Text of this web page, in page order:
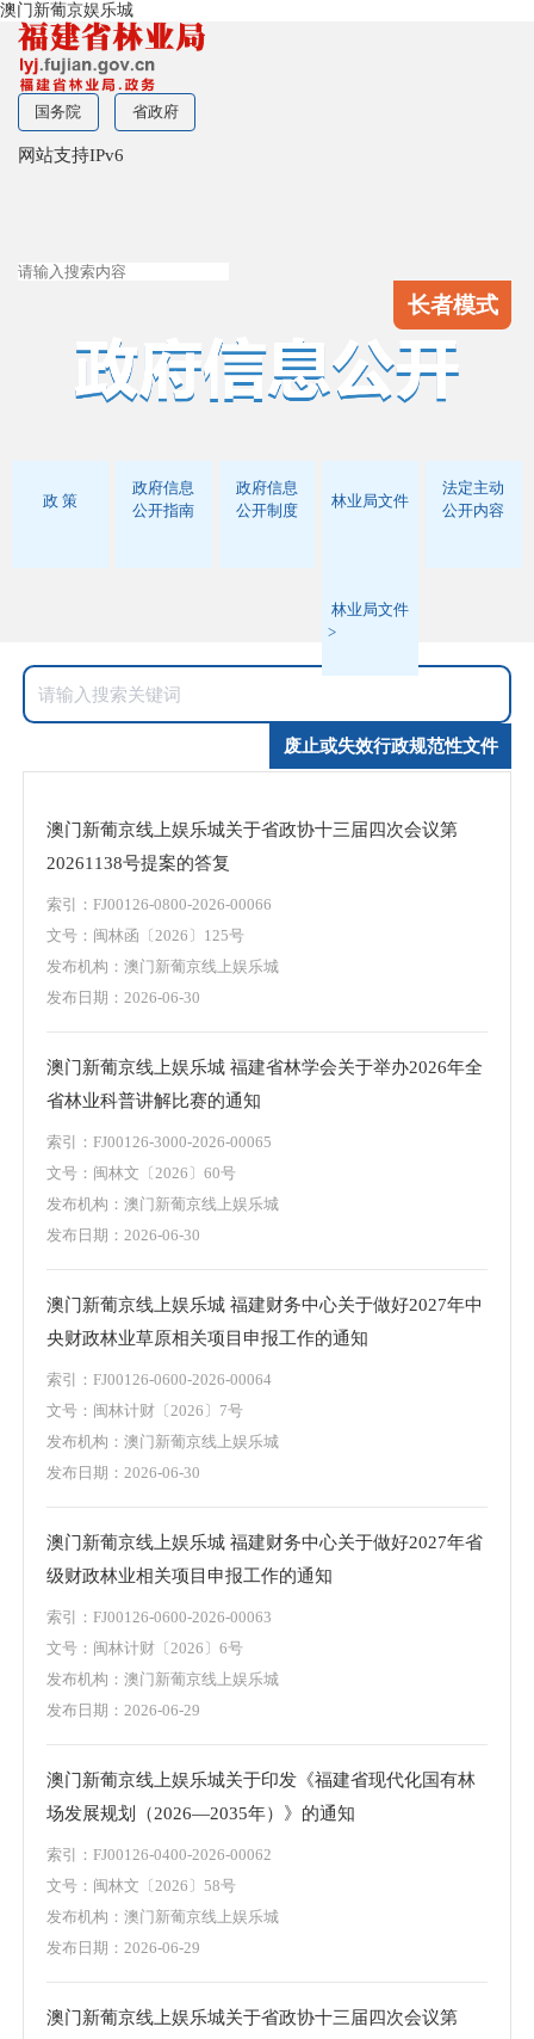
澳门新葡京娱乐城
国务院 省政府
网站支持IPv6
长者模式
政 策
政府信息
公开指南
政府信息
公开制度
林业局文件
林业局文件
>
法定主动
公开内容
废止或失效行政规范性文件
澳门新葡京线上娱乐城关于省政协十三届四次会议第
20261138号提案的答复
索引：FJ00126-0800-2026-00066
文号：闽林函〔2026〕125号
发布机构：澳门新葡京线上娱乐城
发布日期：2026-06-30
澳门新葡京线上娱乐城 福建省林学会关于举办2026年全
省林业科普讲解比赛的通知
索引：FJ00126-3000-2026-00065
文号：闽林文〔2026〕60号
发布机构：澳门新葡京线上娱乐城
发布日期：2026-06-30
澳门新葡京线上娱乐城 福建财务中心关于做好2027年中
央财政林业草原相关项目申报工作的通知
索引：FJ00126-0600-2026-00064
文号：闽林计财〔2026〕7号
发布机构：澳门新葡京线上娱乐城
发布日期：2026-06-30
澳门新葡京线上娱乐城 福建财务中心关于做好2027年省
级财政林业相关项目申报工作的通知
索引：FJ00126-0600-2026-00063
文号：闽林计财〔2026〕6号
发布机构：澳门新葡京线上娱乐城
发布日期：2026-06-29
澳门新葡京线上娱乐城关于印发《福建省现代化国有林
场发展规划（2026—2035年）》的通知
索引：FJ00126-0400-2026-00062
文号：闽林文〔2026〕58号
发布机构：澳门新葡京线上娱乐城
发布日期：2026-06-29
澳门新葡京线上娱乐城关于省政协十三届四次会议第